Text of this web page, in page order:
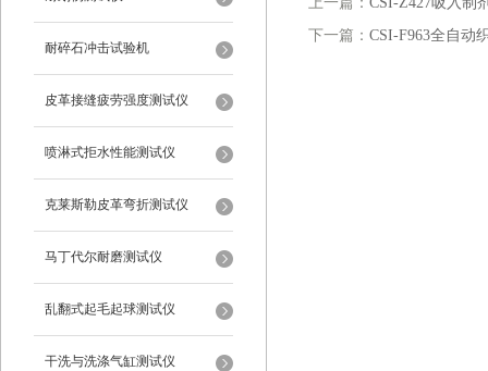
耐碎石冲击试验机
皮革接缝疲劳强度测试仪
喷淋式拒水性能测试仪
克莱斯勒皮革弯折测试仪
马丁代尔耐磨测试仪
乱翻式起毛起球测试仪
干洗与洗涤气缸测试仪
下一篇： CSI-F963全自动